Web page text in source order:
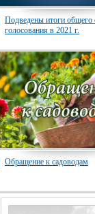
Подведены итоги общего
голосования в 2021 г.
Обращение к садоводам